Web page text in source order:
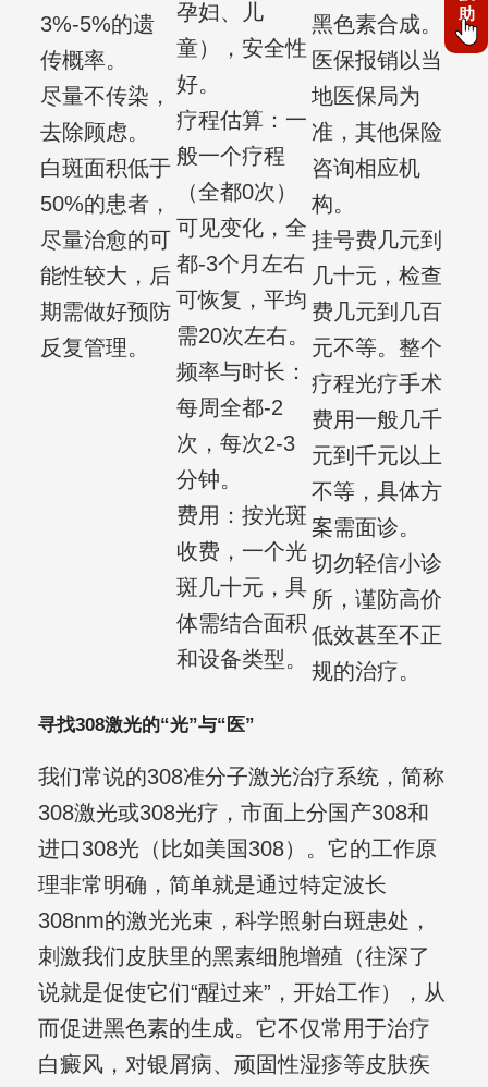
3%-5%的遗
传概率。
尽量不传染，
去除顾虑。
白斑面积低于
50%的患者，
尽量治愈的可
能性较大，后
期需做好预防
反复管理。
孕妇、儿
童），安全性
好。
疗程估算：一
般一个疗程
（全都0次）
可见变化，全
都-3个月左右
可恢复，平均
需20次左右。
频率与时长：
每周全都-2
次，每次2-3
分钟。
费用：按光斑
收费，一个光
斑几十元，具
体需结合面积
和设备类型。
黑色素合成。
医保报销以当
地医保局为
准，其他保险
咨询相应机
构。
挂号费几元到
几十元，检查
费几元到几百
元不等。整个
疗程光疗手术
费用一般几千
元到千元以上
不等，具体方
案需面诊。
切勿轻信小诊
所，谨防高价
低效甚至不正
规的治疗。
寻找308激光的“光”与“医”
我们常说的308准分子激光治疗系统，简称
308激光或308光疗，市面上分国产308和
进口308光（比如美国308）。它的工作原
理非常明确，简单就是通过特定波长
308nm的激光光束，科学照射白斑患处，
刺激我们皮肤里的黑素细胞增殖（往深了
说就是促使它们“醒过来”，开始工作），从
而促进黑色素的生成。它不仅常用于治疗
白癜风，对银屑病、顽固性湿疹等皮肤疾
助